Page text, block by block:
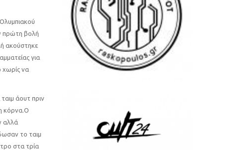
πρώτη βολή
ακούστηκε
για
χωρίς να
άουτ πριν
κόρνα.Ο
αλλά
το ταιμ
στα τρία